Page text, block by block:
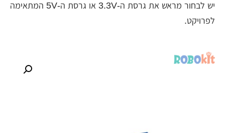
יש לבחור מראש את גרסת ה-3.3V או גרסת ה-5V המתאימה
לפרויקט.